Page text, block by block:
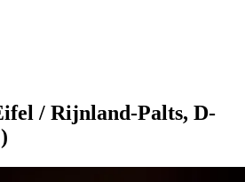
/ Rijnland-Palts, D-